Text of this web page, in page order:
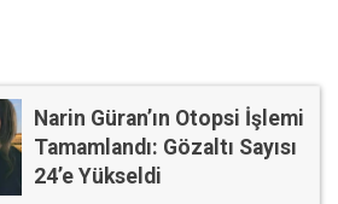
Narin Güran’ın Otopsi İşlemi
Tamamlandı: Gözaltı Sayısı
24’e Yükseldi